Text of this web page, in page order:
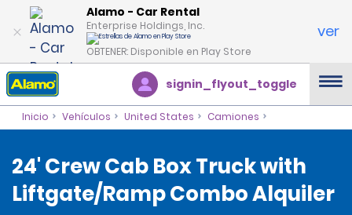
Alamo - Car Rental
Enterprise Holdings, Inc.
OBTENER: Disponible en Play Store
ver
signin_flyout_toggle
Inicio Vehículos United States Camiones
24' Crew Cab Box Truck with
Liftgate/Ramp Combo Alquiler